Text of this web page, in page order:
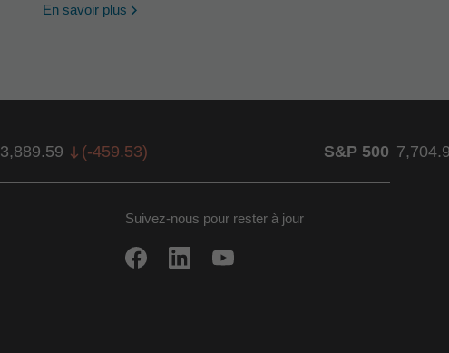
En savoir plus
(-459.53) S&P 500
Suivez-nous pour rester à jour